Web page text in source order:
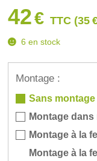
42€ TTC (35
6 en stock
Montage :
Sans montage
Montage
Montage à la
Montage à la